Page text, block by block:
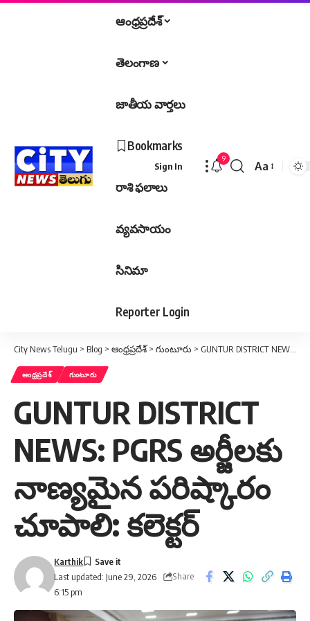
ఆంధ్రప్రదేశ్
తెలంగాణ
జాతీయ వార్తలు
Bookmarks
రాశి ఫలాలు
వ్యవసాయం
సినిమా
Reporter Login
Sign In
9
Font
Aa
City News Telugu > Blog > ఆంధ్రప్రదేశ్> గుంటూరు > GUNTUR DISTRICT NEWS: PGRS అర్జీలకు నాణ్యమైన పరిష్కారం చూపాలి: కలెక్టర్
ఆంధ్రప్రదేశ్ గుంటూరు
GUNTUR DISTRICT
NEWS: PGRS అర్జీలకు
నాణ్యమైన పరిష్కారం
చూపాలి: కలెక్టర్
Last updated: June 29, 2026
6:15 pm
Karthik
Share